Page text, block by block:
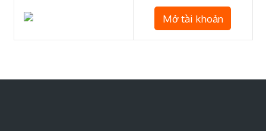
Mở tài khoản